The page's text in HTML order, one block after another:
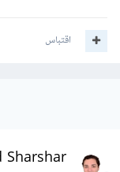
اقتباس
Sharshar